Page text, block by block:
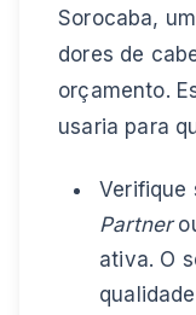
Sorocaba,
dores de
orçamento.
usaria para
Verifique
Partner
ativa. O